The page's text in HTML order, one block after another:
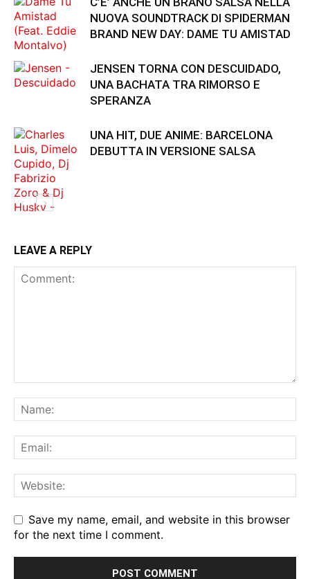
NUOVA SOUNDTRACK DI SPIDERMAN
BRAND NEW DAY: DAME TU AMISTAD
JENSEN TORNA CON DESCUIDADO,
UNA BACHATA TRA RIMORSO E
SPERANZA
UNA HIT, DUE ANIME: BARCELONA
DEBUTTA IN VERSIONE SALSA
LEAVE A REPLY
Save my name, email, and website in this browser
for the next time I comment.